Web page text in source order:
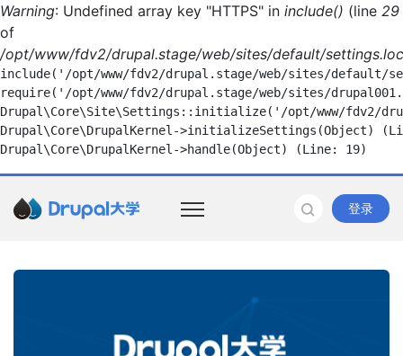
Warning: Undefined array key "HTTPS" in include() (line 29
of
/opt/www/fdv2/drupal.stage/web/sites/default/
include('/opt/www/fdv2/drupal.stage/web/sites/
require('/opt/www/fdv2/drupal.stage/web/sites/
Drupal\Core\Site\Settings::initialize('/opt/www/fdv2/
Drupal\Core\DrupalKernel->initializeSettings(Object)
登录